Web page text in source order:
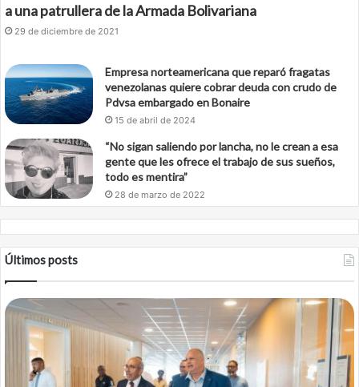
a una patrullera de la Armada Bolivariana
29 de diciembre de 2021
Empresa norteamericana que reparó fragatas
venezolanas quiere cobrar deuda con crudo de
Pdvsa embargado en Bonaire
15 de abril de 2024
“No sigan saliendo por lancha, no le crean a esa
gente que les ofrece el trabajo de sus sueños,
todo es mentira”
28 de marzo de 2022
Últimos posts